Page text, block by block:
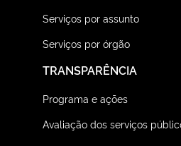
Serviços por assunto
Serviços por órgão
TRANSPARÊNCIA
Programa e ações
Avaliação dos serviços